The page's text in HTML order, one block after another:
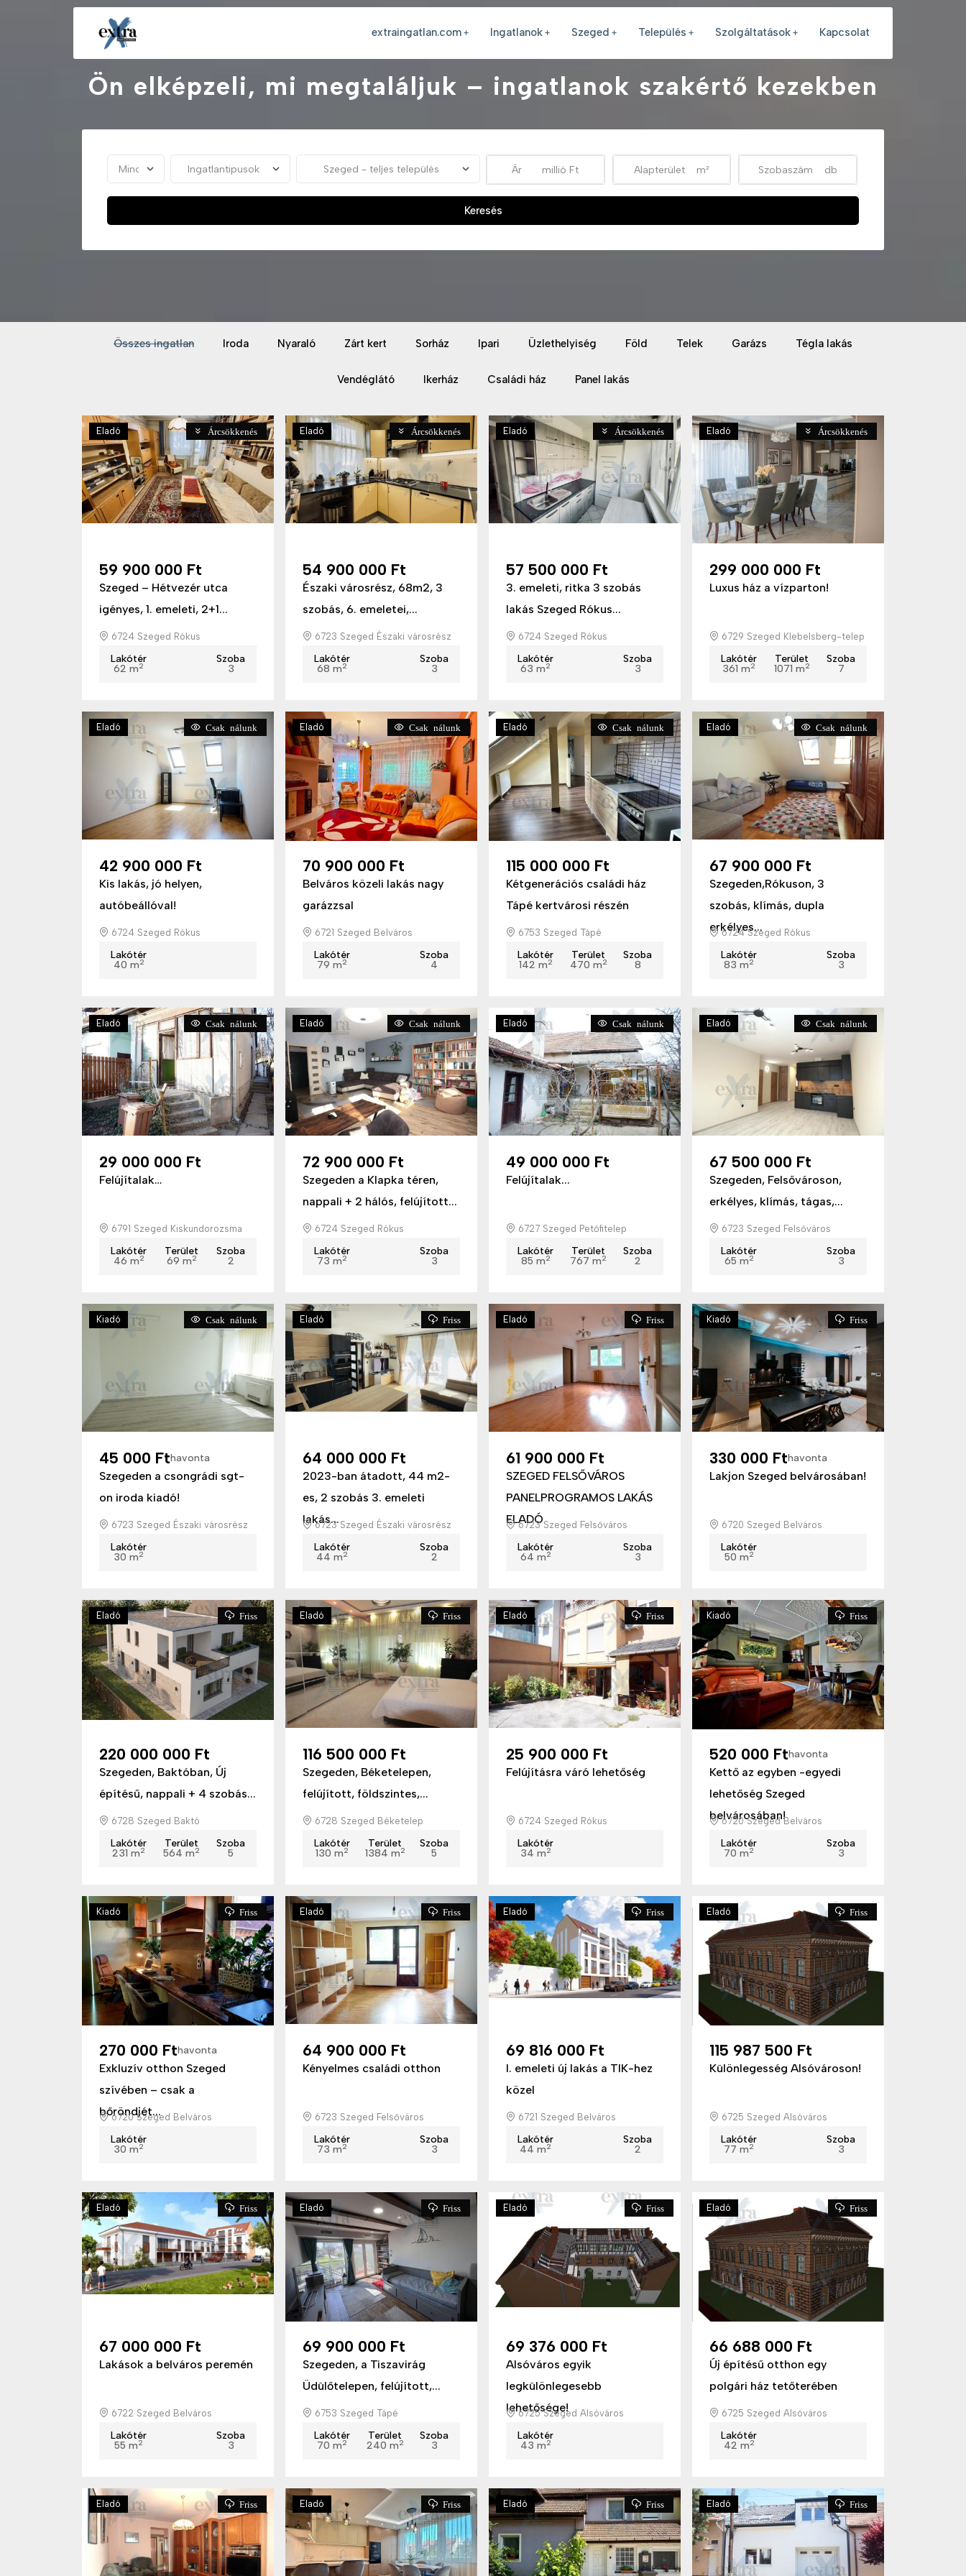
extraingatlan.com Ingatlanok Szeged Település Szolgáltatások Kapcsolat
Ön elképzeli, mi megtaláljuk – ingatlanok szakértő kezekben
Keresés
Összes ingatlan Iroda Nyaraló Zárt kert Sorház Ipari Üzlethelyiség Föld Telek Garázs Tégla lakás
Vendéglátó Ikerház Családi ház Panel lakás
Eladó Árcsökkenés
59 900 000 Ft
Szeged – Hétvezér utca
igényes, 1. emeleti, 2+1...
6724 Szeged Rókus
Lakótér
62 m2
Szoba
3
Eladó Árcsökkenés
54 900 000 Ft
Északi városrész, 68m2, 3
szobás, 6. emeletei,...
6723 Szeged Északi városrész
Lakótér
68 m2
Szoba
3
Eladó Árcsökkenés
57 500 000 Ft
3. emeleti, ritka 3 szobás
lakás Szeged Rókus...
6724 Szeged Rókus
Lakótér
63 m2
Szoba
3
Eladó Árcsökkenés
299 000 000 Ft
Luxus ház a vízparton!
6729 Szeged Klebelsberg-telep
Lakótér
361 m2
Terület
1071 m2
Szoba
7
Eladó Csak nálunk
42 900 000 Ft
Kis lakás, jó helyen,
autóbeállóval!
6724 Szeged Rókus
Lakótér
40 m2
Eladó Csak nálunk
70 900 000 Ft
Belváros közeli lakás nagy
garázzsal
6721 Szeged Belváros
Lakótér
79 m2
Szoba
4
Eladó Csak nálunk
115 000 000 Ft
Kétgenerációs családi ház
Tápé kertvárosi részén
6753 Szeged Tápé
Lakótér
142 m2
Terület
470 m2
Szoba
8
Eladó Csak nálunk
67 900 000 Ft
Szegeden,Rókuson, 3
szobás, klímás, dupla
erkélyes...
6724 Szeged Rókus
Lakótér
83 m2
Szoba
3
Eladó Csak nálunk
29 000 000 Ft
Felújítalak…
6791 Szeged Kiskundorozsma
Lakótér
46 m2
Terület
69 m2
Szoba
2
Eladó Csak nálunk
72 900 000 Ft
Szegeden a Klapka téren,
nappali + 2 hálós, felújított...
6724 Szeged Rókus
Lakótér
73 m2
Szoba
3
Eladó Csak nálunk
49 000 000 Ft
Felújítalak...
6727 Szeged Petőfitelep
Lakótér
85 m2
Terület
767 m2
Szoba
2
Eladó Csak nálunk
67 500 000 Ft
Szegeden, Felsővároson,
erkélyes, klímás, tágas,...
6723 Szeged Felsőváros
Lakótér
65 m2
Szoba
3
Kiadó Csak nálunk
45 000 Fthavonta
Szegeden a csongrádi sgt-
on iroda kiadó!
6723 Szeged Északi városrész
Lakótér
30 m2
Eladó Friss
64 000 000 Ft
2023-ban átadott, 44 m2-
es, 2 szobás 3. emeleti
lakás...
6723 Szeged Északi városrész
Lakótér
44 m2
Szoba
2
Eladó Friss
61 900 000 Ft
SZEGED FELSŐVÁROS
PANELPROGRAMOS LAKÁS
ELADÓ
6723 Szeged Felsőváros
Lakótér
64 m2
Szoba
3
Kiadó Friss
330 000 Fthavonta
Lakjon Szeged belvárosában!
6720 Szeged Belváros
Lakótér
50 m2
Eladó Friss
220 000 000 Ft
Szegeden, Baktóban, Új
építésű, nappali + 4 szobás...
6728 Szeged Baktó
Lakótér
231 m2
Terület
564 m2
Szoba
5
Eladó Friss
116 500 000 Ft
Szegeden, Béketelepen,
felújított, földszintes,...
6728 Szeged Béketelep
Lakótér
130 m2
Terület
1384 m2
Szoba
5
Eladó Friss
25 900 000 Ft
Felújításra váró lehetőség
6724 Szeged Rókus
Lakótér
34 m2
Kiadó Friss
520 000 Fthavonta
Kettő az egyben -egyedi
lehetőség Szeged
belvárosában!
6720 Szeged Belváros
Lakótér
70 m2
Szoba
3
Kiadó Friss
270 000 Fthavonta
Exkluzív otthon Szeged
szívében – csak a
bőröndjét...
6720 Szeged Belváros
Lakótér
30 m2
Eladó Friss
64 900 000 Ft
Kényelmes családi otthon
6723 Szeged Felsőváros
Lakótér
73 m2
Szoba
3
Eladó Friss
69 816 000 Ft
I. emeleti új lakás a TIK-hez
közel
6721 Szeged Belváros
Lakótér
44 m2
Szoba
2
Eladó Friss
115 987 500 Ft
Különlegesség Alsóvároson!
6725 Szeged Alsóváros
Lakótér
77 m2
Szoba
3
Eladó Friss
67 000 000 Ft
Lakások a belváros peremén
6722 Szeged Belváros
Lakótér
55 m2
Szoba
3
Eladó Friss
69 900 000 Ft
Szegeden, a Tiszavirág
Üdülőtelepen, felújított,...
6753 Szeged Tápé
Lakótér
70 m2
Terület
240 m2
Szoba
3
Eladó Friss
69 376 000 Ft
Alsóváros egyik
legkülönlegesebb
lehetősége!
6725 Szeged Alsóváros
Lakótér
43 m2
Eladó Friss
66 688 000 Ft
Új építésű otthon egy
polgári ház tetőterében
6725 Szeged Alsóváros
Lakótér
42 m2
Eladó Friss Eladó Friss Eladó Friss Eladó Friss